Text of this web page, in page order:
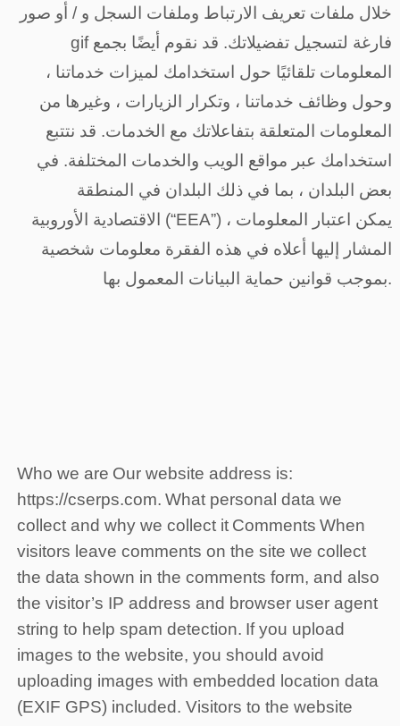
خلال ملفات تعريف الارتباط وملفات السجل و / أو صور
gif فارغة لتسجيل تفضيلاتك. قد نقوم أيضًا بجمع
المعلومات تلقائيًا حول استخدامك لميزات خدماتنا ،
وحول وظائف خدماتنا ، وتكرار الزيارات ، وغيرها من
المعلومات المتعلقة بتفاعلاتك مع الخدمات. قد نتتبع
استخدامك عبر مواقع الويب والخدمات المختلفة. في
بعض البلدان ، بما في ذلك البلدان في المنطقة
الاقتصادية الأوروبية (“EEA”) ، يمكن اعتبار المعلومات
المشار إليها أعلاه في هذه الفقرة معلومات شخصية
بموجب قوانين حماية البيانات المعمول بها.
Who we are Our website address is:
https://cserps.com. What personal data we
collect and why we collect it Comments When
visitors leave comments on the site we collect
the data shown in the comments form, and also
the visitor’s IP address and browser user agent
string to help spam detection. If you upload
images to the website, you should avoid
uploading images with embedded location data
(EXIF GPS) included. Visitors to the website